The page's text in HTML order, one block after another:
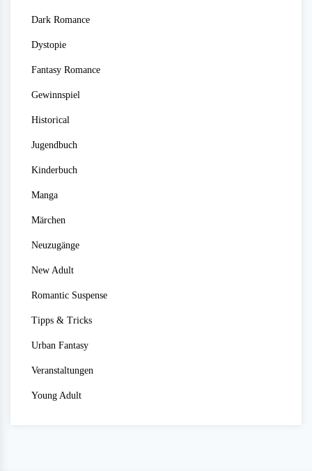
Dark Romance
Dystopie
Fantasy Romance
Gewinnspiel
Historical
Jugendbuch
Kinderbuch
Manga
Märchen
Neuzugänge
New Adult
Romantic Suspense
Tipps & Tricks
Urban Fantasy
Veranstaltungen
Young Adult